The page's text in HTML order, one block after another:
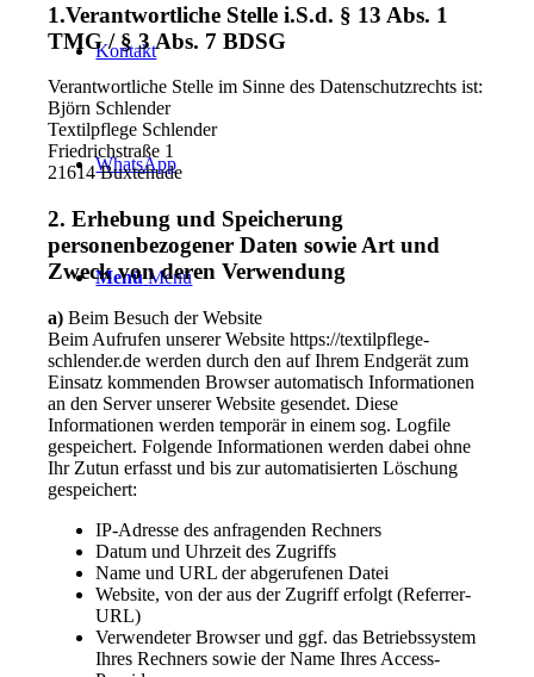
Kontakt
WhatsApp
Menü Menü
1.Verantwortliche Stelle i.S.d. § 13 Abs. 1
TMG / § 3 Abs. 7 BDSG
Verantwortliche Stelle im Sinne des Datenschutzrechts ist:
Björn Schlender
Textilpflege Schlender
Friedrichstraße 1
21614 Buxtehude
2. Erhebung und Speicherung
personenbezogener Daten sowie Art und
Zweck von deren Verwendung
a) Beim Besuch der Website
Beim Aufrufen unserer Website https://textilpflege-
schlender.de werden durch den auf Ihrem Endgerät zum
Einsatz kommenden Browser automatisch Informationen
an den Server unserer Website gesendet. Diese
Informationen werden temporär in einem sog. Logfile
gespeichert. Folgende Informationen werden dabei ohne
Ihr Zutun erfasst und bis zur automatisierten Löschung
gespeichert:
IP-Adresse des anfragenden Rechners
Datum und Uhrzeit des Zugriffs
Name und URL der abgerufenen Datei
Website, von der aus der Zugriff erfolgt (Referrer-
URL)
Verwendeter Browser und ggf. das Betriebssystem
Ihres Rechners sowie der Name Ihres Access-